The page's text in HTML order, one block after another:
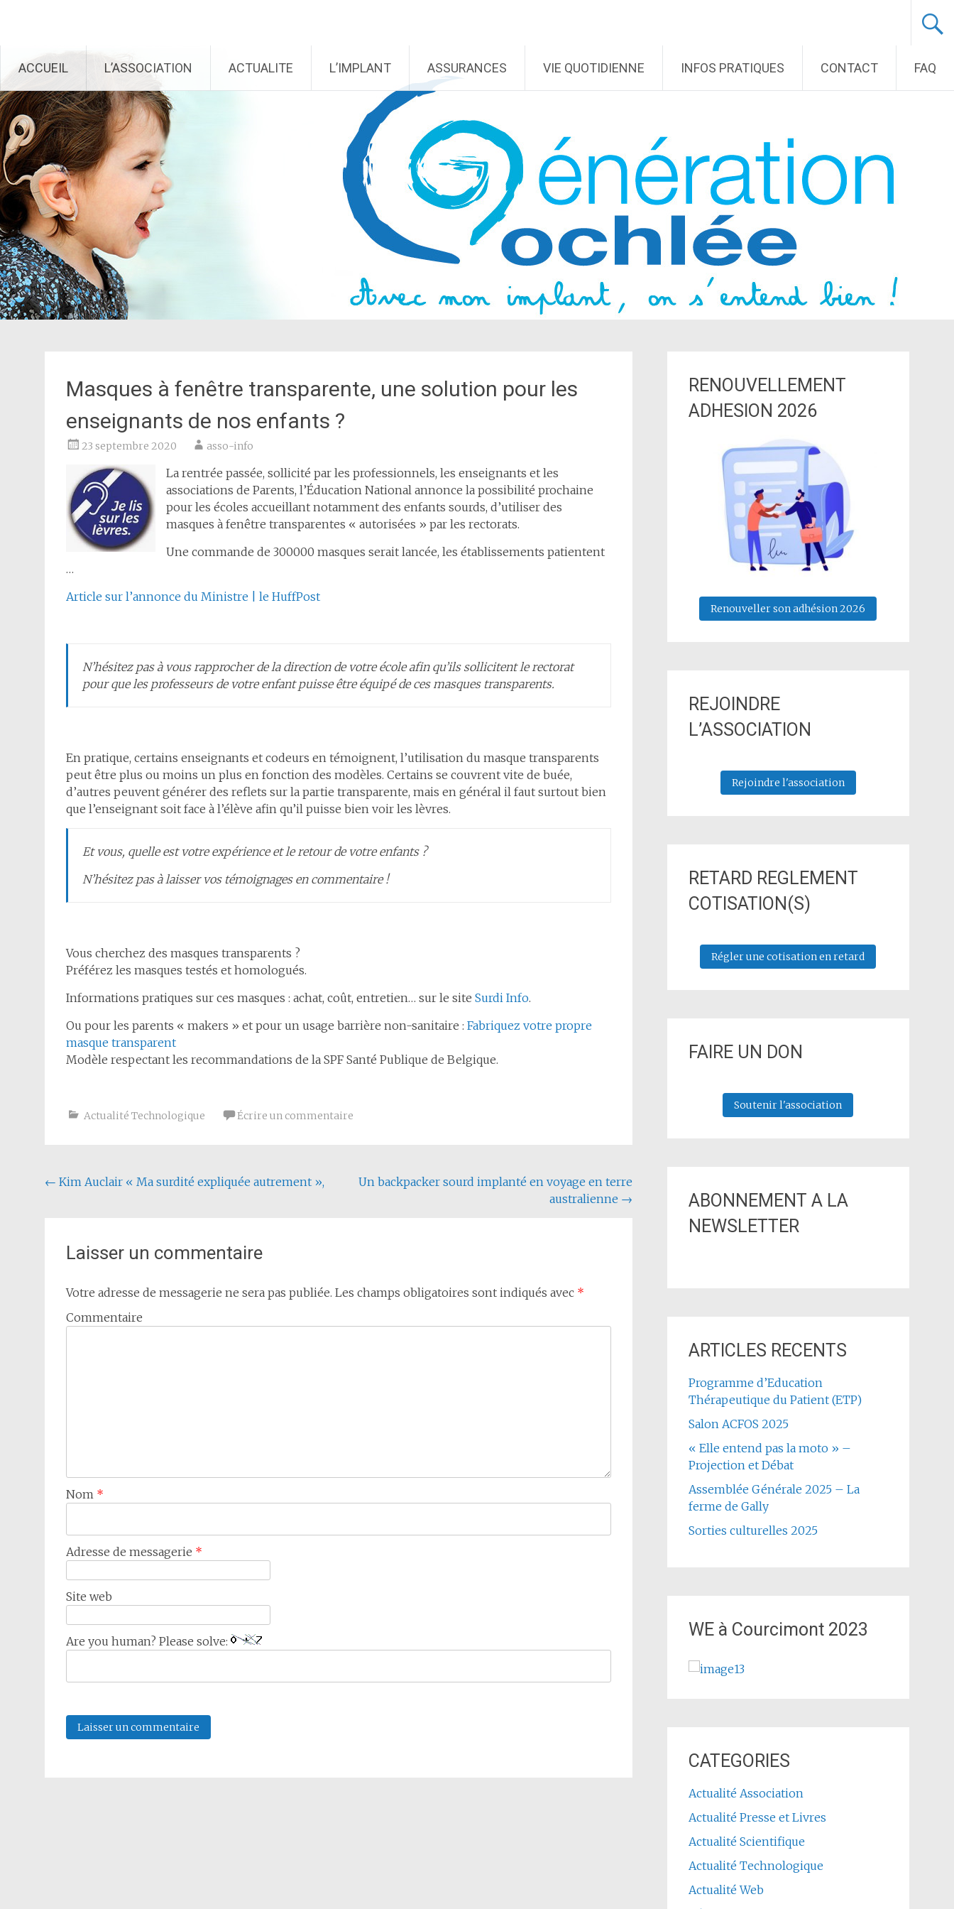
Aller au contenu principal
ACCUEIL L’ASSOCIATION ACTUALITE L’IMPLANT ASSURANCES VIE QUOTIDIENNE INFOS PRATIQUES CONTACT FAQ
Masques à fenêtre transparente, une solution pour les
enseignants de nos enfants ?
23 septembre 2020 asso-info
La rentrée passée, sollicité par les professionnels, les enseignants et les
associations de Parents, l’Éducation National annonce la possibilité prochaine
pour les écoles accueillant notamment des enfants sourds, d’utiliser des
masques à fenêtre transparentes « autorisées » par les rectorats.
Une commande de 300000 masques serait lancée, les établissements patientent
…
Article sur l’annonce du Ministre | le HuffPost
N’hésitez pas à vous rapprocher de la direction de votre école afin qu’ils sollicitent le rectorat
pour que les professeurs de votre enfant puisse être équipé de ces masques transparents.
En pratique, certains enseignants et codeurs en témoignent, l’utilisation du masque transparents
peut être plus ou moins un plus en fonction des modèles. Certains se couvrent vite de buée,
d’autres peuvent générer des reflets sur la partie transparente, mais en général il faut surtout bien
que l’enseignant soit face à l’élève afin qu’il puisse bien voir les lèvres.
Et vous, quelle est votre expérience et le retour de votre enfants ?
N’hésitez pas à laisser vos témoignages en commentaire !
Vous cherchez des masques transparents ?
Préférez les masques testés et homologués.
Informations pratiques sur ces masques : achat, coût, entretien… sur le site Surdi Info.
Ou pour les parents « makers » et pour un usage barrière non-sanitaire : Fabriquez votre propre
masque transparent
Modèle respectant les recommandations de la SPF Santé Publique de Belgique.
Actualité Technologique Écrire un commentaire
Navigation de l'article
← Kim Auclair « Ma surdité expliquée autrement »,
Un backpacker sourd implanté en voyage en terre
australienne →
Laisser un commentaire
Votre adresse de messagerie ne sera pas publiée. Les champs obligatoires sont indiqués avec *
Commentaire
Nom *
Adresse de messagerie *
Site web
Are you human? Please solve:
RENOUVELLEMENT
ADHESION 2026
Renouveller son adhésion 2026
REJOINDRE
L’ASSOCIATION
Rejoindre l'association
RETARD REGLEMENT
COTISATION(S)
Régler une cotisation en retard
FAIRE UN DON
Soutenir l'association
ABONNEMENT A LA
NEWSLETTER
ARTICLES RECENTS
Programme d’Education
Thérapeutique du Patient (ETP)
Salon ACFOS 2025
« Elle entend pas la moto » –
Projection et Débat
Assemblée Générale 2025 – La
ferme de Gally
Sorties culturelles 2025
WE à Courcimont 2023
CATEGORIES
Actualité Association
Actualité Presse et Livres
Actualité Scientifique
Actualité Technologique
Actualité Web